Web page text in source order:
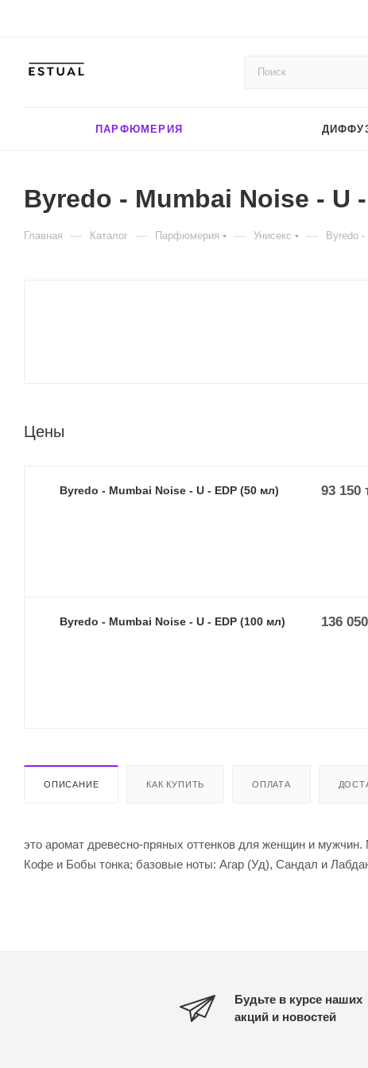
ПАРФЮМЕРИЯ
Byredo - Mumbai Noise - U
Главная — Каталог — Парфюмерия — Унисекс — Byredo
Цены
Byredo - Mumbai Noise - U - EDP (50 мл) 93 150
Byredo - Mumbai Noise - U - EDP (100 мл) 136 050
ОПИСАНИЕ КАК КУПИТЬ ОПЛАТА
это аромат древесно-пряных оттенков для женщин и
Кофе и Бобы тонка; базовые ноты: Агар (Уд), Сандал и
Будьте в курсе наших
акций и новостей